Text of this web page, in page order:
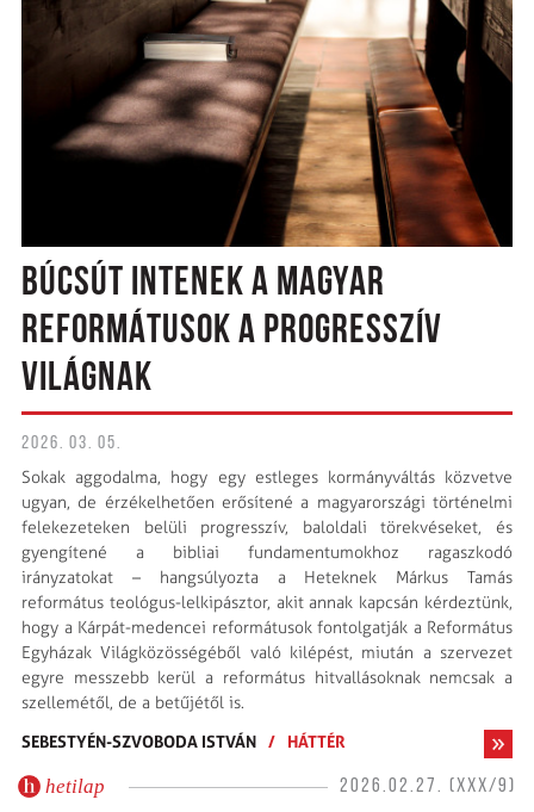
BÚCSÚT INTENEK A MAGYAR
REFORMÁTUSOK A PROGRESSZÍV
VILÁGNAK
2026. 03. 05.
Sokak aggodalma, hogy egy estleges kormányváltás közvetve
ugyan, de érzékelhetően erősítené a magyarországi történelmi
felekezeteken belüli progresszív, baloldali törekvéseket, és
gyengítené a bibliai fundamentumokhoz ragaszkodó
irányzatokat – hangsúlyozta a Heteknek Márkus Tamás
református teológus-lelkipásztor, akit annak kapcsán kérdeztünk,
hogy a Kárpát-medencei reformátusok fontolgatják a Református
Egyházak Világközösségéből való kilépést, miután a szervezet
egyre messzebb kerül a református hitvallásoknak nemcsak a
szellemétől, de a betűjétől is.
SEBESTYÉN-SZVOBODA ISTVÁN / HÁTTÉR
hetilap 2026.02.27. (XXX/9)